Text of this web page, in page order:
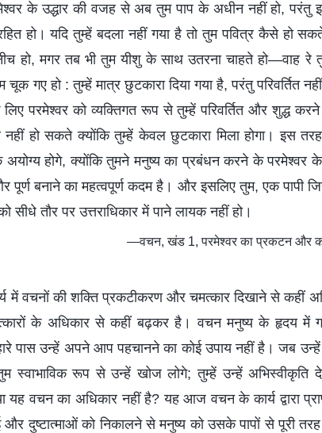
के उद्धार की वजह से अब तुम पाप के अधीन नहीं हो, परंतु
हो। यदि तुम्हें बदला नहीं गया है तो तुम पवित्र कैसे हो
हो, मगर तब भी तुम यीशु के साथ उतरना चाहते हो—वाह रे
गए हो : तुम्हें मात्र छुटकारा दिया गया है, परंतु परिवर्तित
परमेश्वर को व्यक्तिगत रूप से तुम्हें परिवर्तित और शुद्ध करने
नहीं हो सकते क्योंकि तुम्हें केवल छुटकारा मिला होगा। इस
होगे, क्योंकि तुमने मनुष्य का प्रबंधन करने के परमेश्वर के
पूर्ण बनाने का महत्वपूर्ण कदम है। और इसलिए तुम, एक पापी
सीधे तौर पर उत्तराधिकार में पाने लायक नहीं हो।
—वचन, खंड 1, परमेश्वर का प्रकटन और
में वचनों की शक्ति प्रकटीकरण और चमत्कार दिखाने से कहीं
के अधिकार से कहीं बढ़कर है। वचन मनुष्य के हृदय में
पास उन्हें अपने आप पहचानने का कोई उपाय नहीं है। जब
स्वाभाविक रूप से उन्हें खोज लोगे; तुम्हें उन्हें अभिस्वीकृति
वचन का अधिकार नहीं है? यह आज वचन के कार्य द्वारा
और दुष्टात्माओं को निकालने से मनुष्य को उसके पापों से पूरी